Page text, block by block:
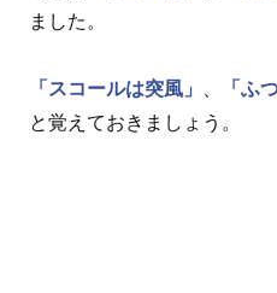
ました。
「スコールは突風」
「ふ
と覚えておきましょう。